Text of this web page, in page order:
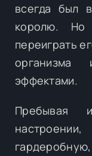
всегда был
королю. Но
переиграть
организма
эффектами.
Пребывая